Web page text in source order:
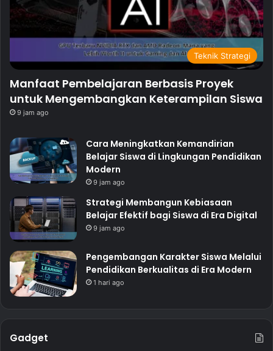
Teknik Strategi
Manfaat Pembelajaran Berbasis Proyek
untuk Mengembangkan Keterampilan Siswa
9 jam ago
Cara Meningkatkan Kemandirian
Belajar Siswa di Lingkungan Pendidikan
Modern
9 jam ago
Strategi Membangun Kebiasaan
Belajar Efektif bagi Siswa di Era Digital
9 jam ago
Pengembangan Karakter Siswa Melalui
Pendidikan Berkualitas di Era Modern
1 hari ago
Gadget